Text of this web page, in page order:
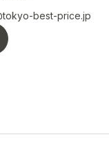
best-price.jp